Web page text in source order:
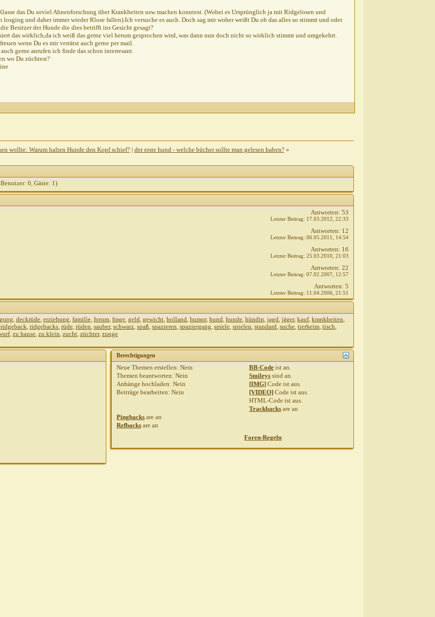
20:39
20:49
20:53
10.06.2002,22:34
10:21
19:11
das Du soviel Ahnenforschung über Krankheiten usw machen konntest. (Wobei es Ursprünglich ja mit Ridgelosen und
losging und daher immer wieder Rlose fallen).Ich versuche es auch. Doch sag mir woher weißt Du ob das alles so stimmt und oder
Besitzer der Hunde die dies betrifft ins Gesicht gesagt?
das wirklich,da ich weiß das gerne viel herum gesprochen wird, was dann nun doch nicht so wirklich stimmt und umgekehrt.
wenn Du es mir verrätst auch gerne per mail.
gerne anrufen ich finde das schon interresant.
wo Du züchtest?
wollte: Warum halten Hunde den Kopf schief?| der erste hund - welche bücher sollte man gelesen haben? »
0, Gäste: 1)
Antworten: 53
Letzter Beitrag: 17.03.2012, 22:33
Antworten: 12
Letzter Beitrag: 06.05.2011, 14:54
Antworten: 16
Letzter Beitrag: 25.03.2010, 21:03
Antworten: 22
Letzter Beitrag: 07.02.2007, 12:57
Antworten: 5
Letzter Beitrag: 11.04.2006, 21:51
, deckrüde, erziehung, familie, forum, frage, geld, gewicht, holland, humor, hund, hunde, hündin, jagd, jäger, kauf, krankheiten,
ridgeback, ridgebacks, rüde, rüden, sauber, schwarz, spaß, spazieren, spaziergang, spiele, spielen, standard, suche, tierheim, tisch,
, zu hause, zu klein, zucht, züchter, zunge
Berechtigungen
Neue Themen erstellen:Nein
Themen beantworten:Nein
Anhänge hochladen:Nein
Beiträge bearbeiten:Nein
BB-Code istan.
Smileys sindan.
[IMG] Code istaus.
[VIDEO] Code istaus.
HTML-Code istaus.
Trackbacks arean
Pingbacks arean
Refbacks arean
Foren-Regeln